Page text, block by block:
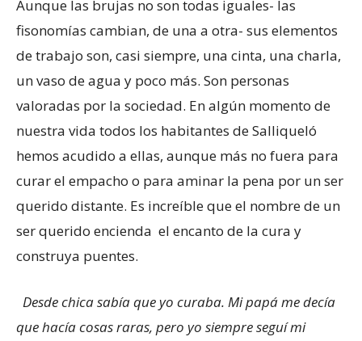
Aunque las brujas no son todas iguales- las
fisonomías cambian, de una a otra- sus elementos
de trabajo son, casi siempre, una cinta, una charla,
un vaso de agua y poco más. Son personas
valoradas por la sociedad. En algún momento de
nuestra vida todos los habitantes de Salliqueló
hemos acudido a ellas, aunque más no fuera para
curar el empacho o para aminar la pena por un ser
querido distante. Es increíble que el nombre de un
ser querido encienda el encanto de la cura y
construya puentes.
Desde chica sabía que yo curaba. Mi papá me decía
que hacía cosas raras, pero yo siempre seguí mi